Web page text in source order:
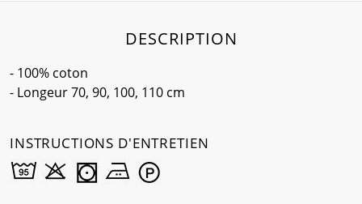
DESCRIPTION
- 100% coton
- Longeur 70, 90, 100, 110 cm
INSTRUCTIONS D'ENTRETIEN